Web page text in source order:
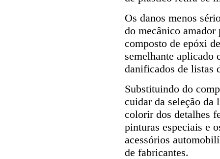
Os danos menos
do mecânico amador
composto de epóxi
semelhante aplicado
danificados de listas
Substituindo do
cuidar da seleção da
colorir dos detalhes
pinturas especiais e
acessórios
de fabricantes.